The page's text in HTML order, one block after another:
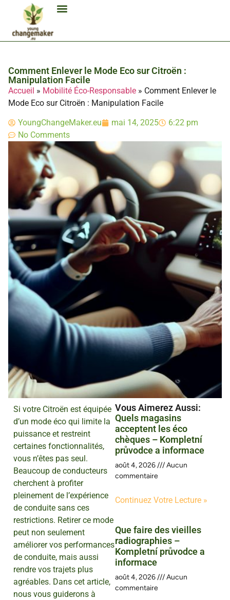
Comment Enlever le Mode Eco sur Citroën :
Manipulation Facile
Accueil » Mobilité Éco-Responsable » Comment Enlever le
Mode Eco sur Citroën : Manipulation Facile
YoungChangeMaker.eu mai 14, 2025
6:22 pm
No Comments
Si votre Citroën est équipée
d’un mode éco qui limite la
puissance et restreint
certaines fonctionnalités,
vous n’êtes pas seul.
Beaucoup de conducteurs
cherchent à profiter
pleinement de l’expérience
de conduite sans ces
restrictions. Retirer ce mode
peut non seulement
améliorer vos performances
de conduite, mais aussi
rendre vos trajets plus
agréables. Dans cet article,
nous vous guiderons à
Vous Aimerez Aussi :
Quels magasins
acceptent les éco
chèques – Kompletní
průvodce a informace
août 4, 2026
Aucun
commentaire
Continuez Votre Lecture »
Que faire des vieilles
radiographies –
Kompletní průvodce a
informace
août 4, 2026
Aucun
commentaire